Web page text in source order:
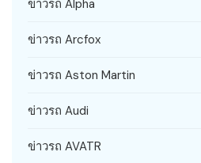
ข่าวรถ Alpha
ข่าวรถ Arcfox
ข่าวรถ Aston Martin
ข่าวรถ Audi
ข่าวรถ AVATR